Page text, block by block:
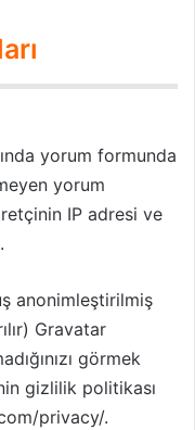
yorum formunda
yorum
IP adresi ve
anonimleştirilmiş
Gravatar
görmek
gizlilik politikası
privacy/.